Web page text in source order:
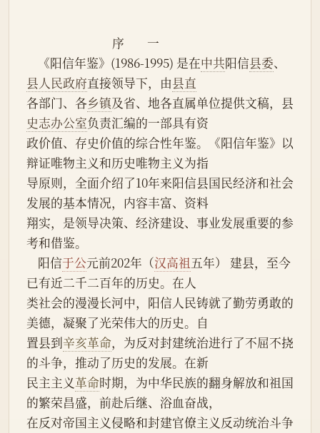
                              序        一
    《阳信年鉴》(1986-1995) 是在
中共阳信县委、
县人民政府直接领导下，由县直
各部门、各乡镇及省、地各直属单位提供文稿，县
史志办公室负责汇编的一部具有资
政价值、存史价值的综合性年鉴。《阳信年鉴》以
辩证唯物主义和历史唯物主义为指
导原则，全面介绍了10年来阳信县国民经济和社会
发展的基本情况，内容丰富、资料
翔实，是领导决策、经济建设、事业发展重要的参
考和借鉴。
    阳信
于公元前202年（汉高祖五年） 建县，至今
已有近二千二百年的历史。在人
类社会的漫漫长河中，阳信人民铸就了勤劳勇敢的
美德，凝聚了光荣伟大的历史。自
置县到辛亥革命，为反对封建统治进行了不屈不挠
的斗争，推动了历史的发展。在新
民主主义革命时期，为中华民族的翻身解放和祖国
的繁荣昌盛，前赴后继、浴血奋战，
在反对帝国主义侵略和封建官僚主义反动统治斗争